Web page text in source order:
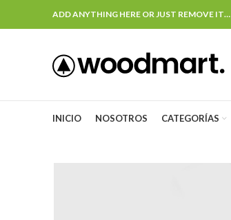
ADD ANYTHING HERE OR JUST REMOVE IT…
INICIO NOSOTROS CATEGORÍAS